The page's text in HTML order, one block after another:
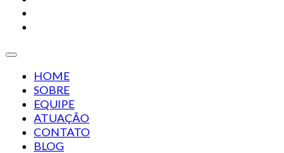
HOME
SOBRE
EQUIPE
ATUAÇÃO
CONTATO
BLOG